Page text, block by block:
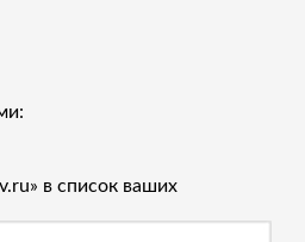
в список ваших